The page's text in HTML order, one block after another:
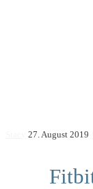
27. August 2019